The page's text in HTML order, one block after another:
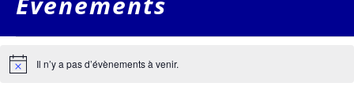
Notice Il n’y a pas d’évènements à venir.